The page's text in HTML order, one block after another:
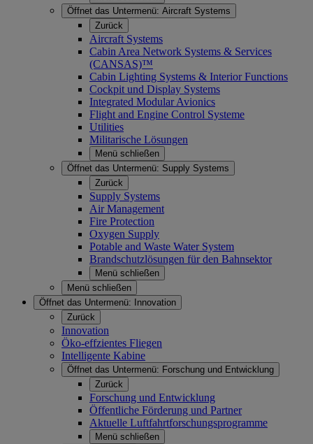
Öffnet das Untermenü: Aircraft Systems
Zurück
Aircraft Systems
Cabin Area Network Systems & Services
(CANSAS)™
Cabin Lighting Systems & Interior Functions
Cockpit und Display Systems
Integrated Modular Avionics
Flight and Engine Control Systeme
Utilities
Militarische Lösungen
Menü schließen
Öffnet das Untermenü: Supply Systems
Zurück
Supply Systems
Air Management
Fire Protection
Oxygen Supply
Potable and Waste Water System
Brandschutzlösungen für den Bahnsektor
Menü schließen
Menü schließen
Öffnet das Untermenü:
Innovation
Zurück
Innovation
Öko-effzientes Fliegen
Intelligente Kabine
Öffnet das Untermenü: Forschung und Entwicklung
Zurück
Forschung und Entwicklung
Öffentliche Förderung und Partner
Aktuelle Luftfahrtforschungsprogramme
Menü schließen